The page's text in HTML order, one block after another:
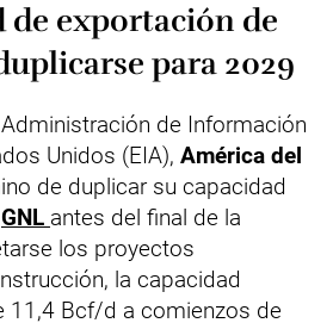
de exportación de
para 2029
de Información
Unidos (EIA), América del
de duplicar su capacidad
GNL antes del final de la
los proyectos
la capacidad
11,4 Bcf/d a comienzos de